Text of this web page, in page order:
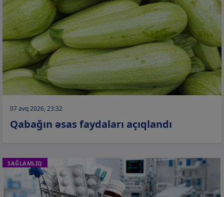
07 avq 2026, 23:32
Qabağın əsas faydaları açıqlandı
SAĞLAMLIQ